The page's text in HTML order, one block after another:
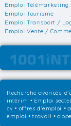
Emploi Télémarketing
Emploi Tourisme
Emploi Transport /
Emploi Vente /
Recherche avancée
intérim • Emploi
cv • offres d'emploi •
emploi • travail •